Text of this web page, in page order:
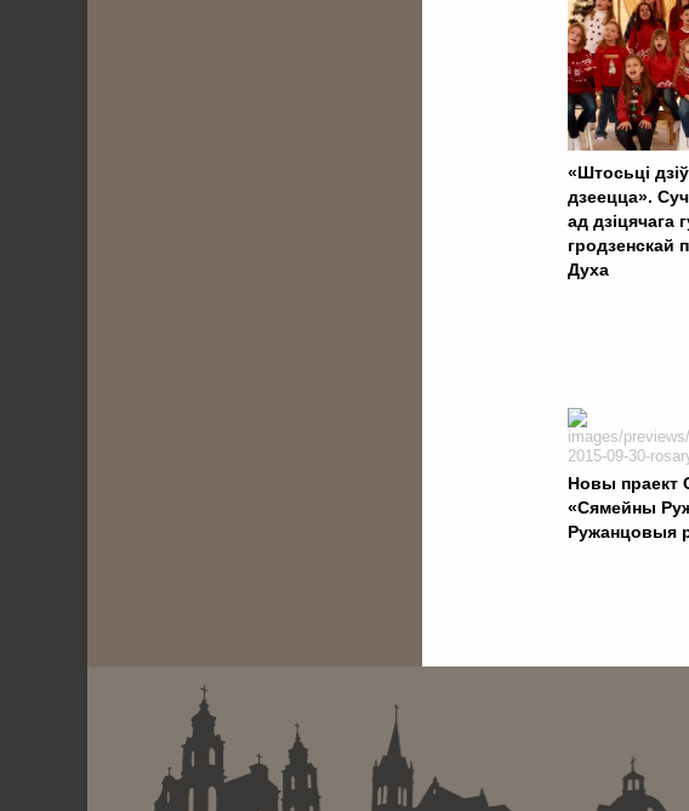
«Штосьці
дзеецца».
ад дзіцячага
гродзенскай
Духа
Новы праект
«Сямейны
Ружанцовыя